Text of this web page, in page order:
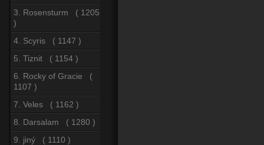
3. Rosensturm ( 1205
)
4. Scyris ( 1147 )
5. Tiznit ( 1154 )
6. Rocky of Gracie (
1107 )
7. Veles ( 1162 )
8. Darsalam ( 1280 )
9. jiný ( 1110 )